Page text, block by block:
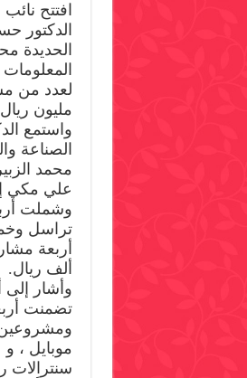
افتتح
الدكتور
الحديدة
مليون
واستمع
الصناعة
محمد
علي مكي
وشملت
تراسل
ألف ريال.
وأشار
موبايل ،